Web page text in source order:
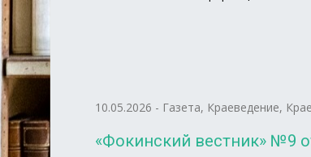
10.05.2026 - Газета, Краеведение,
«Фокинский вестник» №9